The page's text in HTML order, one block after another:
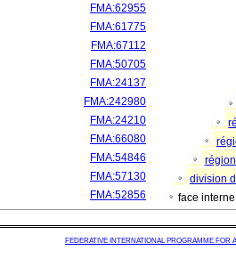
FMA:62955
FMA:61775
FMA:67112
FMA:50705
FMA:24137
FMA:242980
FMA:24210
FMA:66080
FMA:54846
FMA:57130
division
FMA:52856
face
FEDERATIVE INTERNATIONAL PROGRAMME FOR